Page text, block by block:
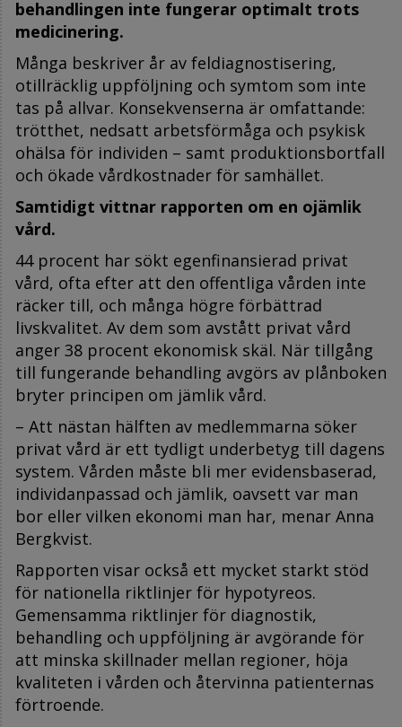
behandlingen inte fungerar optimalt trots
medicinering.
Många beskriver år av feldiagnostisering,
otillräcklig uppföljning och symtom som inte
tas på allvar. Konsekvenserna är omfattande:
trötthet, nedsatt arbetsförmåga och psykisk
ohälsa för individen – samt produktionsbortfall
och ökade vårdkostnader för samhället.
Samtidigt vittnar rapporten om en ojämlik
vård.
44 procent har sökt egenfinansierad privat
vård, ofta efter att den offentliga vården inte
räcker till, och många högre förbättrad
livskvalitet. Av dem som avstått privat vård
anger 38 procent ekonomisk skäl. När tillgång
till fungerande behandling avgörs av plånboken
bryter principen om jämlik vård.
– Att nästan hälften av medlemmarna söker
privat vård är ett tydligt underbetyg till dagens
system. Vården måste bli mer evidensbaserad,
individanpassad och jämlik, oavsett var man
bor eller vilken ekonomi man har, menar Anna
Bergkvist.
Rapporten visar också ett mycket starkt stöd
för nationella riktlinjer för hypotyreos.
Gemensamma riktlinjer för diagnostik,
behandling och uppföljning är avgörande för
att minska skillnader mellan regioner, höja
kvaliteten i vården och återvinna patienternas
förtroende.